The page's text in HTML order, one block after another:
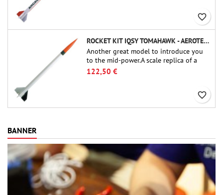
favorite_border
ROCKET KIT IQSY TOMAHAWK - AEROTECH
Another great model to introduce you
to the mid-power.A scale replica of a
famous sounding rocket, small in size
and peefect to move to higher-level kits.
122,50 €
favorite_border
BANNER